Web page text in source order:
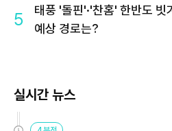
5
태풍 '돌핀'·'찬홈' 한반도 빗
예상 경로는?
실시간 뉴스